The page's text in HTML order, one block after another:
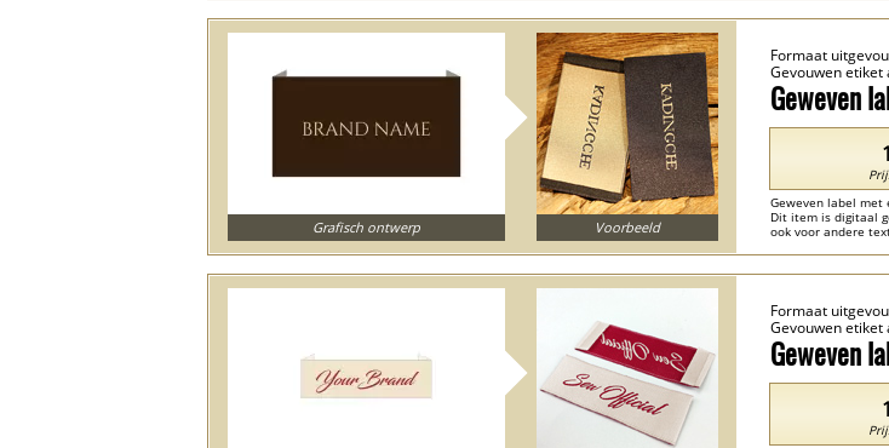
Geweven
Formaat
Gevouwen
Geweven label met
Dit item is digitaal
ook voor andere
Grafisch ontwerp Voorbeeld
Geweven
Formaat
Gevouwen